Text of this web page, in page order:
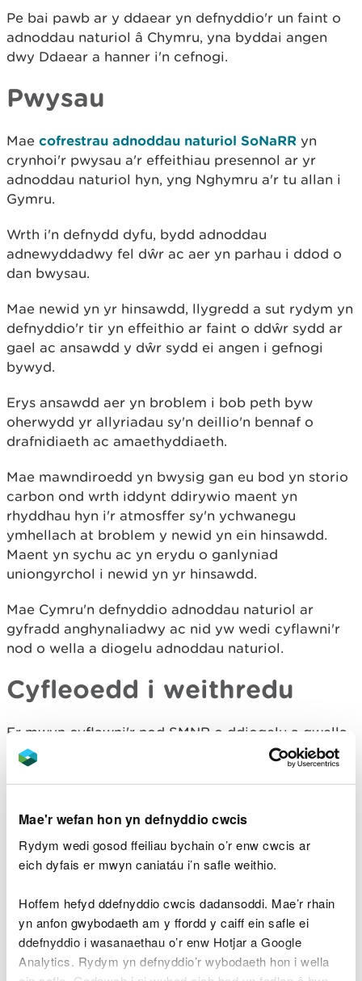
Mae'r wefan hon yn defnyddio cwcis
Rydym wedi gosod ffeiliau bychain o’r enw cwcis ar
eich dyfais er mwyn caniatáu i’n safle weithio.
Hoffem hefyd ddefnyddio cwcis dadansoddi. Mae’r rhain
yn anfon gwybodaeth am y ffordd y caiff ein safle ei
ddefnyddio i wasanaethau o’r enw Hotjar a Google
Analytics. Rydym yn defnyddio’r wybodaeth hon i wella
Pe bai pawb ar y ddaear yn defnyddio'r un faint o
adnoddau naturiol â Chymru, yna byddai angen
dwy Ddaear a hanner i'n cefnogi.
Pwysau
Mae cofrestrau adnoddau naturiol SoNaRR yn
crynhoi'r pwysau a'r effeithiau presennol ar yr
adnoddau naturiol hyn, yng Nghymru a'r tu allan i
Gymru.
Wrth i'n defnydd dyfu, bydd adnoddau
adnewyddadwy fel dŵr ac aer yn parhau i ddod o
dan bwysau.
Mae newid yn yr hinsawdd, llygredd a sut rydym yn
defnyddio'r tir yn effeithio ar faint o ddŵr sydd ar
gael ac ansawdd y dŵr sydd ei angen i gefnogi
bywyd.
Erys ansawdd aer yn broblem i bob peth byw
oherwydd yr allyriadau sy'n deillio'n bennaf o
drafnidiaeth ac amaethyddiaeth.
Mae mawndiroedd yn bwysig gan eu bod yn storio
carbon ond wrth iddynt ddirywio maent yn
rhyddhau hyn i'r atmosffer sy'n ychwanegu
ymhellach at broblem y newid yn ein hinsawdd.
Maent yn sychu ac yn erydu o ganlyniad
uniongyrchol i newid yn yr hinsawdd.
Mae Cymru'n defnyddio adnoddau naturiol ar
gyfradd anghynaliadwy ac nid yw wedi cyflawni'r
nod o wella a diogelu adnoddau naturiol.
Cyfleoedd i weithredu
Er mwyn cyflawni'r nod SMNR o ddiogelu a gwella
adnoddau naturiol, mae angen i Gymru symud tuag
at economi atgynhyrchiol. Rydym wedi nodi
Datgarboneiddio
Sicrhau bod Cymru'n rhyddhau llai o nwyon tŷ
ffosil a chadw, gwella ac ehangu cynefinoedd sy'n
helpu i ddal a storio carbon.
Gwella'r modd y rheolir tir